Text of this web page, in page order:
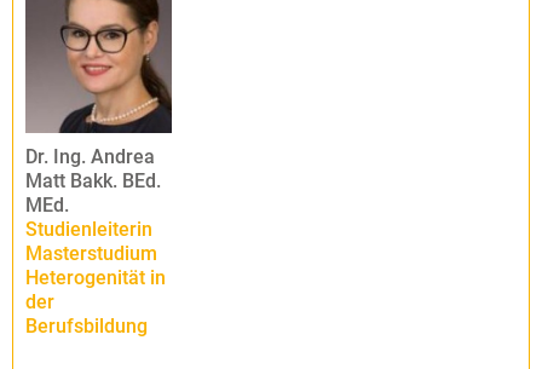
Dr. Ing. Andrea
Matt Bakk. BEd.
MEd.
Studienleiterin
Masterstudium
Heterogenität in
der
Berufsbildung